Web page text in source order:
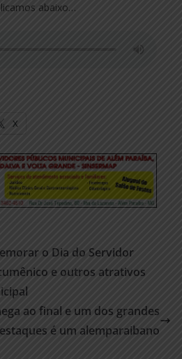
abaixo…
X
o Dia do Servidor
e outros atrativos
ao final e um dos grandes
é um alemparaibano